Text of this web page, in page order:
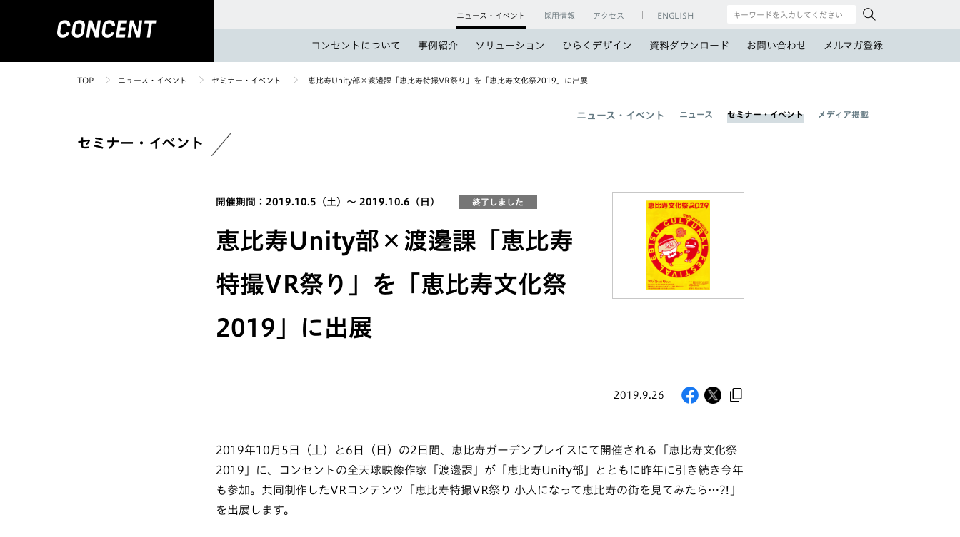
コンセントについて 事例紹介 ソリューション ひらくデザイン 資料ダウンロード お問い合わせ メルマガ登録
ニュース・イベント 採用情報 アクセス ENGLISH
TOP ニュース・イベント セミナー・イベント 恵比寿Unity部×渡邊課「恵比寿特撮VR祭り」を「恵比寿文化祭2019」に出展
ニュース・イベント ニュース セミナー・イベント メディア掲載
セミナー・イベント
開催期間：2019.10.5（土）〜 2019.10.6（日） 終了しました
恵比寿Unity部×渡邊課「恵比寿
特撮VR祭り」を「恵比寿文化祭
2019」に出展
2019.9.26
2019年10月5日（土）と6日（日）の2日間、恵比寿ガーデンプレイスにて開催される「恵比寿文化祭
2019」に、コンセントの全天球映像作家「渡邊課」が「恵比寿Unity部」とともに昨年に引き続き今年
も参加。共同制作したVRコンテンツ「恵比寿特撮VR祭り 小人になって恵比寿の街を見てみたら…?!」
を出展します。